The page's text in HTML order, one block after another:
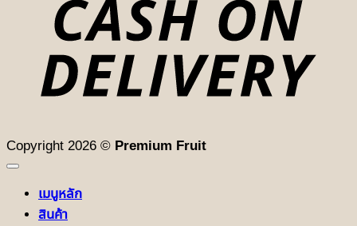
Copyright 2026 © Premium Fruit
เมนูหลัก
สินค้า